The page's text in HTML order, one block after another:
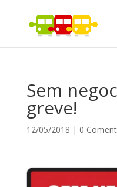
Sem
greve!
12/05/2018 | 0